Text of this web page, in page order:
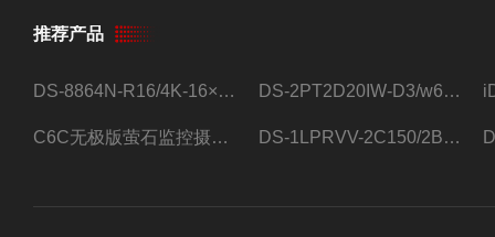
推荐产品
DS-8864N-R16/4K-16×4T/希捷16盘位录像机 DS-2PT2D20IW-D3/w64路高清硬盘录像机
C6C无极版萤石监控摄像头 DS-1LPRVV-2C150/2B监控室外夜视高清电源线护套线200米/卷